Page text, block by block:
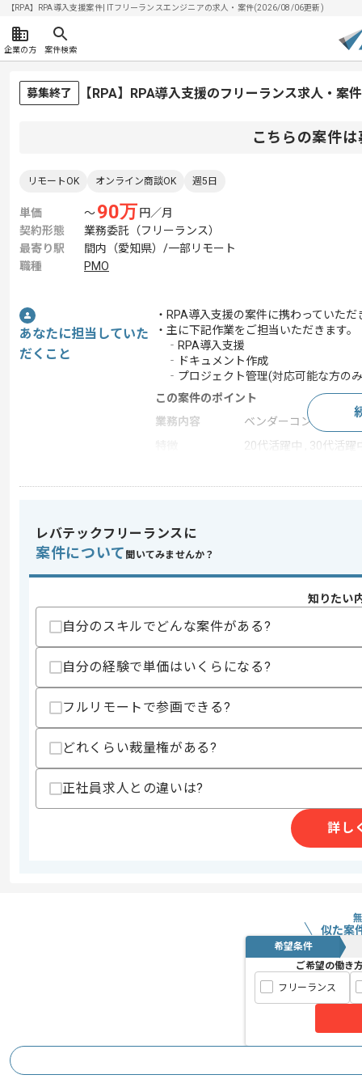
【RPA】RPA導入支援案件| ITフリーランスエンジニアの求人・案件(2026/08/06更新)
企業の方 案件検索
募集終了 【RPA】RPA導入支援のフリーランス求人・案件
こちらの案件
リモートOK オンライン商談OK 週5日
単価 〜90万 円／月
契約形態
業務委託（フリーランス）
最寄り駅
間内（愛知県）/一部リモート
職種
PMO
あなたに担当していた
だくこと
・RPA導入支援の案件に携わっていただ
・主に下記作業をご担当いただきます。
‐RPA導入支援
‐ドキュメント作成
‐プロジェクト管理(対応可能な方の
この案件のポイント
業務内容
ベンダーコントロール
20代活躍中 , 30代活躍
スキル
・ドキュメント制作経験
スキルに不安がある方へ
その他募集要項
商談回数
電子刺繍機および関連機器の研究開発
今回はRPA導入支援の案件に携わって
チームでの開発が得意な方にマッチしま
レバテックフリーランスに
案件について 聞いてみませんか？
知りたい
自分のスキルでどんな案件がある?
自分の経験で単価はいくらになる?
フルリモートで参画できる?
どれくらい裁量権がある?
正社員求人との違いは?
詳し
似た案
希望条件
ご希望の働き
フリーランス